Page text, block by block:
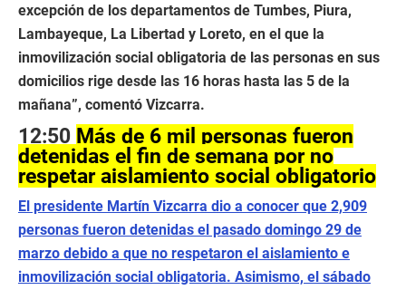
excepción de los departamentos de Tumbes, Piura,
Lambayeque, La Libertad y Loreto, en el que la
inmovilización social obligatoria de las personas en sus
domicilios rige desde las 16 horas hasta las 5 de la
mañana”, comentó Vizcarra.
12:50 Más de 6 mil personas fueron
detenidas el fin de semana por no
respetar aislamiento social obligatorio
El presidente Martín Vizcarra dio a conocer que 2,909
personas fueron detenidas el pasado domingo 29 de
marzo debido a que no respetaron el aislamiento e
inmovilización social obligatoria. Asimismo, el sábado